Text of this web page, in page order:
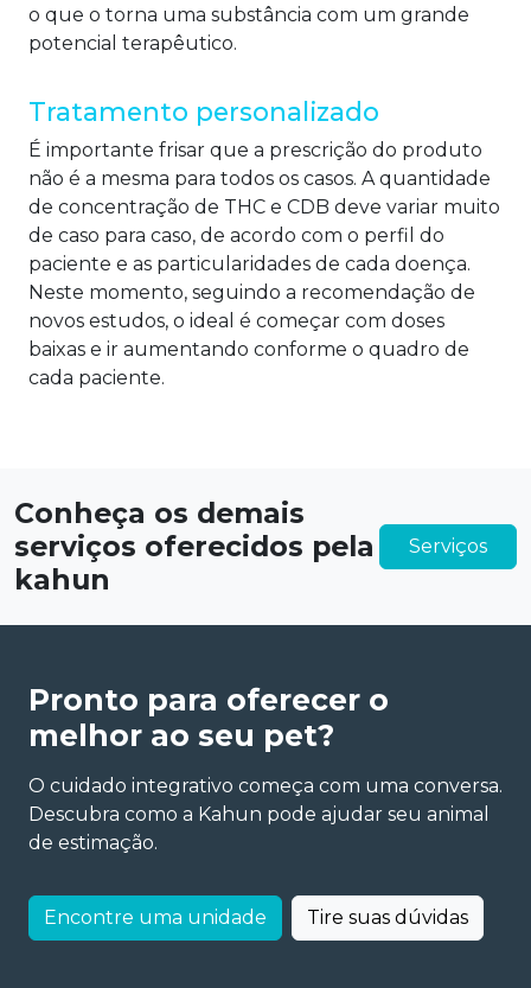
o que o torna uma substância com um grande
potencial terapêutico.
Tratamento personalizado
É importante frisar que a prescrição do produto
não é a mesma para todos os casos. A quantidade
de concentração de THC e CDB deve variar muito
de caso para caso, de acordo com o perfil do
paciente e as particularidades de cada doença.
Neste momento, seguindo a recomendação de
novos estudos, o ideal é começar com doses
baixas e ir aumentando conforme o quadro de
cada paciente.
Conheça os demais
serviços oferecidos pela
kahun
Serviços
Pronto para oferecer o
melhor ao seu pet?
O cuidado integrativo começa com uma conversa.
Descubra como a Kahun pode ajudar seu animal
de estimação.
Encontre uma unidade Tire suas dúvidas